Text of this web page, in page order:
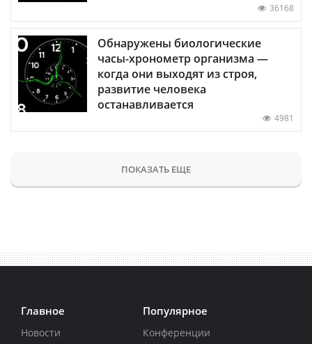
36168
Обнаружены биологические
часы-хронометр организма —
когда они выходят из строя,
развитие человека
останавливается
4981
ПОКАЗАТЬ ЕЩЕ
Главное
Новости
Популярное
Конференции